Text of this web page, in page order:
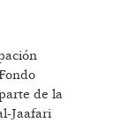
de la
Jaafari